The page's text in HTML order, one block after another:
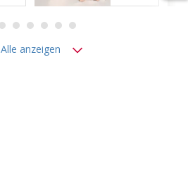
Alle anzeigen